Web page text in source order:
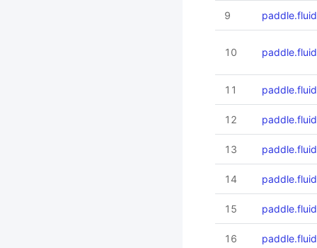
9
10
11
12
13
14
15
16